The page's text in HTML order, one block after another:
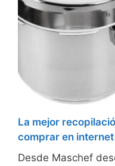
La mejor
comprar en internet
Desde Maschef